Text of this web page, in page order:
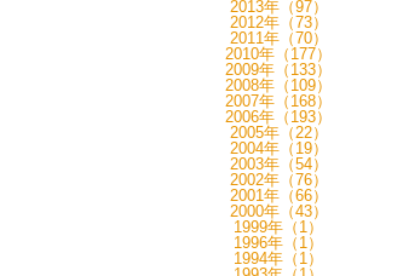
2013年（97）
2012年（73）
2011年（70）
2010年（177）
2009年（133）
2008年（109）
2007年（168）
2006年（193）
2005年（22）
2004年（19）
2003年（54）
2002年（76）
2001年（66）
2000年（43）
1999年（1）
1996年（1）
1994年（1）